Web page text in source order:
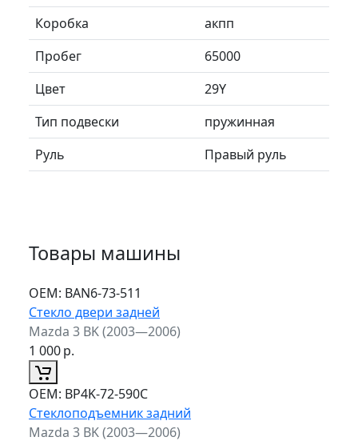
Коробка
акпп
Пробег
65000
Цвет
29Y
Тип подвески
пружинная
Руль
Правый руль
Товары машины
ОЕМ: BAN6-73-511
Стекло двери задней
Mazda 3 BK (2003—2006)
1 000р.
ОЕМ: BP4K-72-590C
Стеклоподъемник задний
Mazda 3 BK (2003—2006)